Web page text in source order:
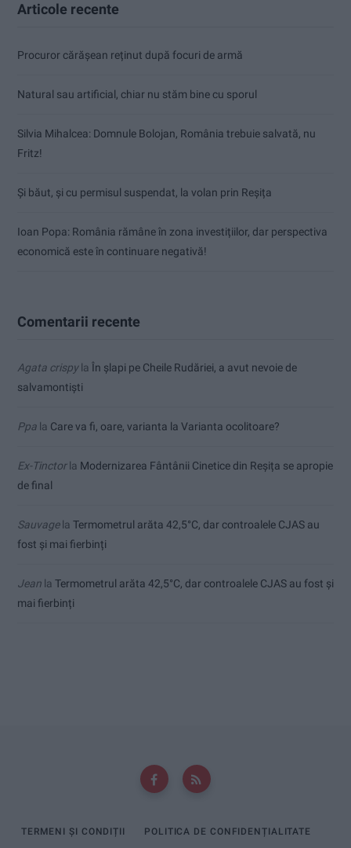
Articole recente
Procuror cărășean reținut după focuri de armă
Natural sau artificial, chiar nu stăm bine cu sporul
Silvia Mihalcea: Domnule Bolojan, România trebuie salvată, nu
Fritz!
Și băut, și cu permisul suspendat, la volan prin Reșița
Ioan Popa: România rămâne în zona investițiilor, dar perspectiva
economică este în continuare negativă!
Comentarii recente
Agata crispyla În șlapi pe Cheile Rudăriei, a avut nevoie de
salvamontiști
Ppa la Care va fi, oare, varianta la Varianta ocolitoare?
Ex-Tinctorla Modernizarea Fântânii Cinetice din Reșița se apropie
de final
Sauvagela Termometrul arăta 42,5°C, dar controalele CJAS au
fost și mai fierbinți
Jean la Termometrul arăta 42,5°C, dar controalele CJAS au fost și
mai fierbinți
TERMENI ȘI CONDIȚII POLITICA DE CONFIDENȚIALITATE